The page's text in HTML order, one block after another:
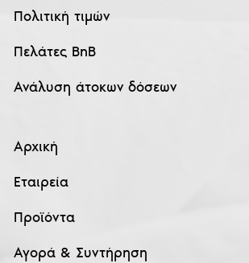
Πολιτική τιμών
Πελάτες BnB
Ανάλυση άτοκων δόσεων
Αρχική
Εταιρεία
Προϊόντα
Αγορά & Συντήρηση